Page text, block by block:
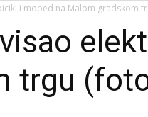
i moped na Malom gradskom
trgu